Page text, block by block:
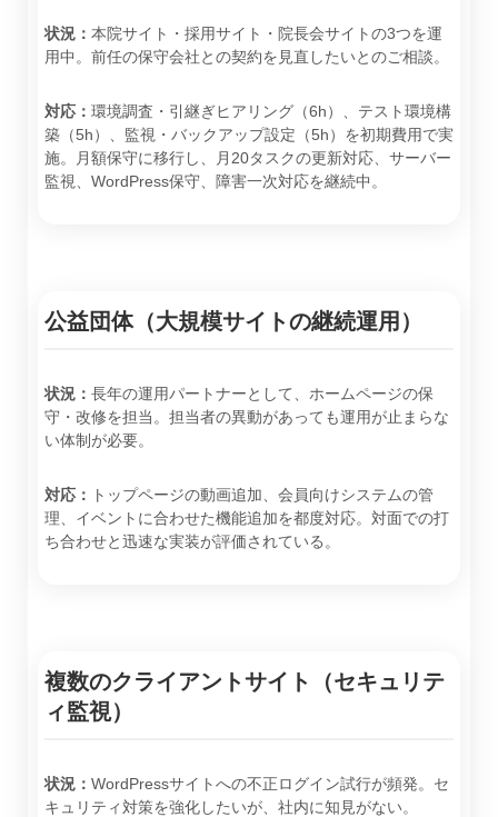
状況： 本院サイト・採用サイト・院長会サイトの3つを運
用中。前任の保守会社との契約を見直したいとのご相談。
対応： 環境調査・引継ぎヒアリング（6h）、テスト環境構
築（5h）、監視・バックアップ設定（5h）を初期費用で実
施。月額保守に移行し、月20タスクの更新対応、サーバー
監視、WordPress保守、障害一次対応を継続中。
公益団体（大規模サイトの継続運用）
状況： 長年の運用パートナーとして、ホームページの保
守・改修を担当。担当者の異動があっても運用が止まらな
い体制が必要。
対応：
トップページの動画追加、会員向けシステムの管
理、イベントに合わせた機能追加を都度対応。対面での打
ち合わせと迅速な実装が評価されている。
複数のクライアントサイト（セキュリテ
ィ監視）
状況： WordPressサイトへの不正ログイン試行が頻発。セ
キュリティ対策を強化したいが、社内に知見がない。